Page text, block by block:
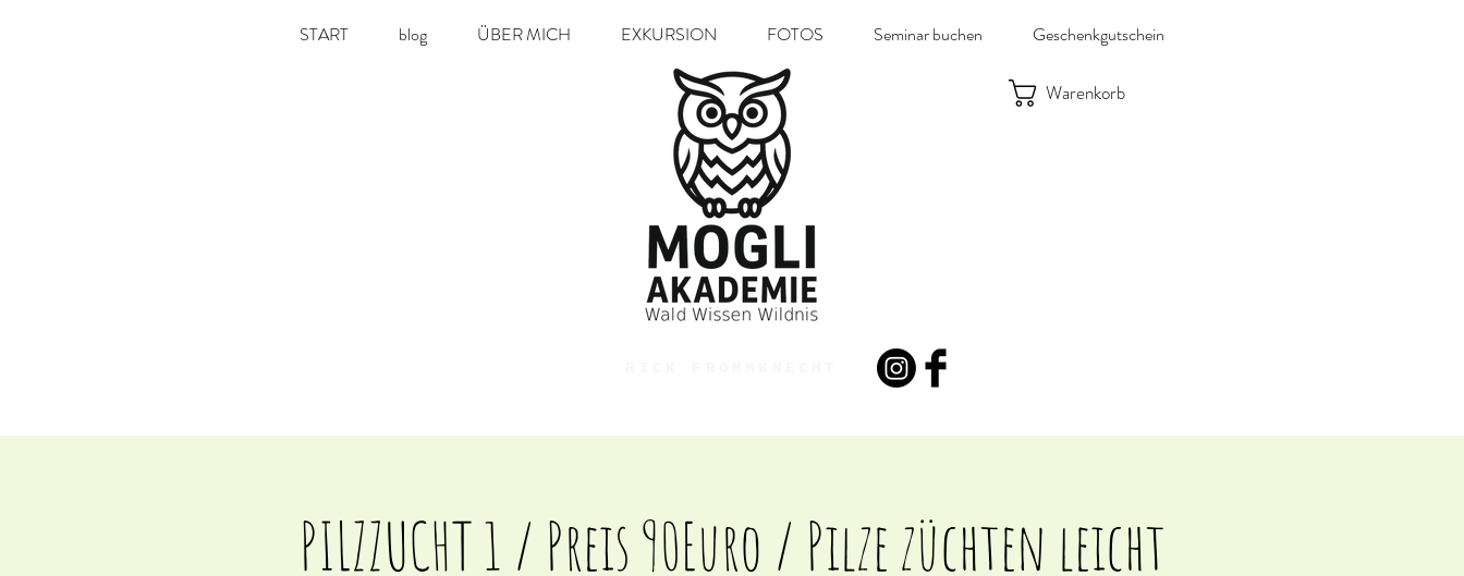
START blog ÜBER MICH EXKURSION FOTOS Seminar buchen Geschenkgutschein
Warenkorb
PILZZUCHT 1 / Preis 90Euro / Pilze züchten leicht